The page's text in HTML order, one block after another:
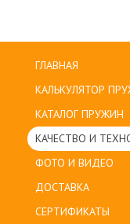
ГЛАВНАЯ
КАЛЬКУЛЯТОР
КАТАЛОГ ПРУЖИН
КАЧЕСТВО И
ФОТО И ВИДЕО
ДОСТАВКА
СЕРТИФИКАТЫ